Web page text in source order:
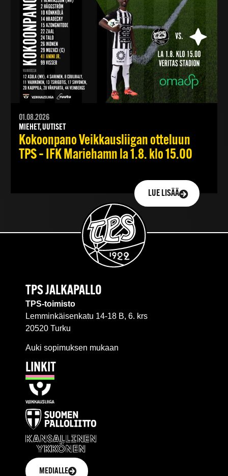
01.08.2026
MIEHET, UUTISET
Kokoonpano Veikkausliigan otteluun
TPS – IFK Mariehamn la 1.8. klo 15.00
LUE LISÄÄ
TPS JALKAPALLO
TPS-toimisto
Lemminkäisenkatu 14-18 B, 6. krs
20520 Turku
Auki sopimuksen mukaan
LINKIT
MEDIALLE